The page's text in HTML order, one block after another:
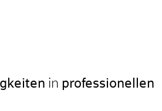
in professionellen